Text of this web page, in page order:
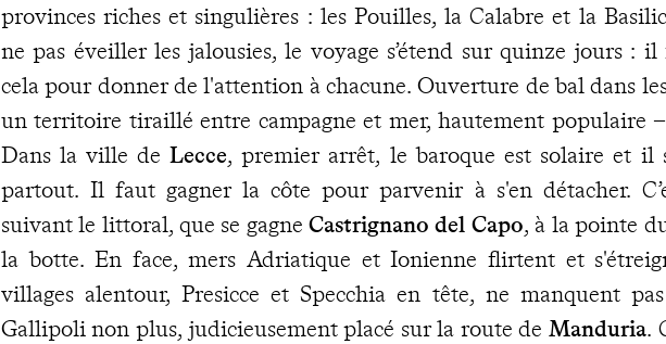
provinces riches et singulières : les Pouilles, la Calabre et la
ne pas éveiller les jalousies, le voyage s’étend sur quinze jours :
cela pour donner de l'attention à chacune. Ouverture de bal dans
un territoire tiraillé entre campagne et mer, hautement populaire
Dans la ville de Lecce, premier arrêt, le baroque est solaire et il
partout. Il faut gagner la côte pour parvenir à s'en détacher.
suivant le littoral, que se gagne Castrignano del Capo, à la pointe
la botte. En face, mers Adriatique et Ionienne flirtent et
villages alentour, Presicce et Specchia en tête, ne manquent
Gallipoli non plus, judicieusement placé sur la route de Manduria.